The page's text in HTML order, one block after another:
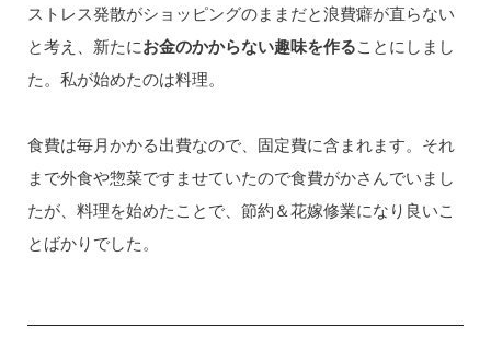
ストレス発散がショッピングのままだと浪費癖が直らない
と考え、新たにお金のかからない趣味を作ることにしまし
た。私が始めたのは料理。
食費は毎月かかる出費なので、固定費に含まれます。それ
まで外食や惣菜ですませていたので食費がかさんでいまし
たが、料理を始めたことで、節約＆花嫁修業になり良いこ
とばかりでした。